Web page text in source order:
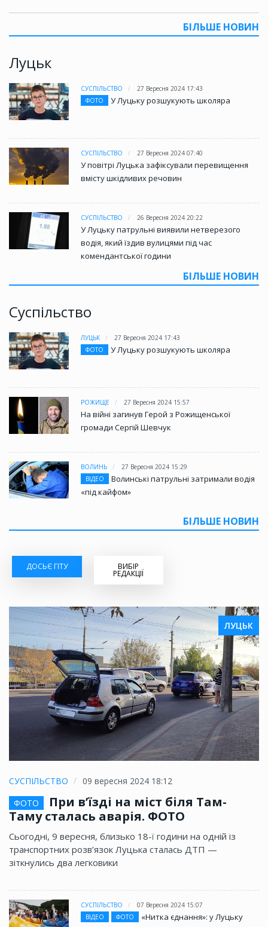
БІЛЬШЕ НОВИН
Луцьк
СУСПІЛЬСТВО
27 Вересня 2024 17:43
ФОТО
У Луцьку розшукують школяра
СУСПІЛЬСТВО 27 Вересня 2024 07:40
У повітрі Луцька зафіксували перевищення
вмісту шкідливих речовин
СУСПІЛЬСТВО 26 Вересня 2024 20:22
У Луцьку патрульні виявили нетверезого
водія, який їздив вулицями під час
комендантської години
БІЛЬШЕ НОВИН
Суспільство
ЛУЦЬК
27 Вересня 2024 17:43
ФОТО
У Луцьку розшукують школяра
РОЖИЩЕ 27 Вересня 2024 15:57
На війні загинув Герой з Рожищенської
громади Сергій Шевчук
ВОЛИНЬ
27 Вересня 2024 15:29
ВІДЕО
Волинські патрульні затримали водія
«під кайфом»
БІЛЬШЕ НОВИН
ДОСЬЄ ГІТУ ВИБІР
РЕДАКЦІЇ
ЛУЦЬК
СУСПІЛЬСТВО
09 вересня 2024 18:12
ФОТО
При в’їзді на міст біля Там-
Таму сталась аварія. ФОТО
Сьогодні, 9 вересня, близько 18-ї години на одній із
транспортних розв’язок Луцька сталась ДТП —
зіткнулись два легковики
СУСПІЛЬСТВО
07 Вересня 2024 15:07
ВІДЕО
ФОТО
«Нитка єднання»: у Луцьку